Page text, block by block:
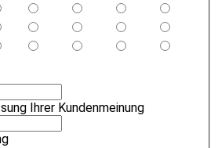
Ihrer Kundenmeinung